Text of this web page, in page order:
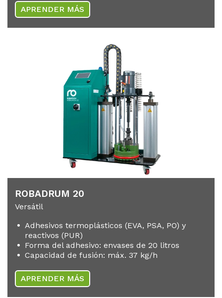
APRENDER MÁS
RO­B­AD­RUM 20
Versátil
Adhesivos termoplásticos (EVA, PSA, PO) y
reactivos (PUR)
Forma del adhesivo: envases de 20 litros
Capacidad de fusión: máx. 37 kg/h
APRENDER MÁS